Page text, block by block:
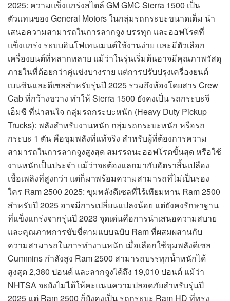
2025: ความแข็งแกร่งสไตล์ GM GMC Sierra 1500 เป็น
ตัวแทนของ General Motors ในกลุ่มรถกระบะขนาดเต็ม นำ
เสนอความสามารถในการลากจูง บรรทุก และออฟโรดที่
แข็งแกร่ง ระบบอินโฟเทนเมนต์ใช้งานง่าย และมีตัวเลือก
เครื่องยนต์ที่หลากหลาย แม้ว่าในรุ่นเริ่มต้นอาจมีคุณภาพวัสดุ
ภายในที่ด้อยกว่าคู่แข่งบางราย แต่การปรับปรุงเครื่องยนต์
เบนซินและดีเซลสำหรับรุ่นปี 2025 รวมถึงห้องโดยสาร Crew
Cab ที่กว้างขวาง ทำให้ Sierra 1500 ยังคงเป็น รถกระบะจี
เอ็มซี ที่น่าสนใจ กลุ่มรถกระบะหนัก (Heavy Duty Pickup
Trucks): พลังสำหรับงานหนัก กลุ่มรถกระบะหนัก หรือรถ
กระบะ 1 ตัน คือขุมพลังที่แท้จริง สำหรับผู้ที่ต้องการความ
สามารถในการลากจูงสูงสุด สมรรถนะออฟโรดขั้นสุด หรือใช้
งานหนักเป็นประจำ แม้ว่าจะต้องแลกมากับอัตราสิ้นเปลือง
เชื้อเพลิงที่สูงกว่า แต่ก็มาพร้อมความสามารถที่ไม่เป็นรอง
ใคร Ram 2500 2025: ขุมพลังดีเซลที่ไร้เทียมทาน Ram 2500
สำหรับปี 2025 อาจมีการเปลี่ยนแปลงน้อย แต่ยังคงรักษาฐาน
ที่แข็งแกร่งจากรุ่นปี 2023 จุดเด่นคือการนำเสนอความสบาย
และคุณภาพการขับขี่ตามแบบฉบับ Ram ที่ผสมผสานกับ
ความสามารถในการทำงานหนัก เมื่อเลือกใช้ขุมพลังดีเซล
Cummins กำลังสูง Ram 2500 สามารถบรรทุกน้ำหนักได้
สูงสุด 2,380 ปอนด์ และลากจูงได้ถึง 19,010 ปอนด์ แม้ว่า
NHTSA จะยังไม่ได้ให้คะแนนความปลอดภัยสำหรับรุ่นปี
2025 แต่ Ram 2500 ก็ยังคงเป็น รถกระบะ Ram HD ที่ทรง